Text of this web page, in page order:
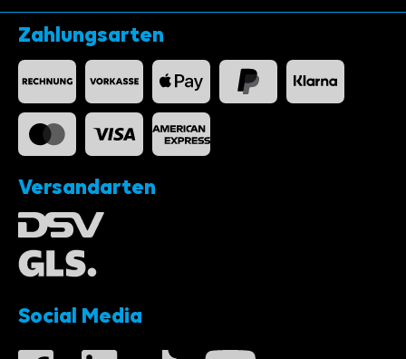
Zahlungsarten
Versandarten
Social Media